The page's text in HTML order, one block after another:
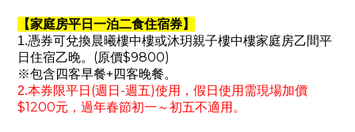
【家庭房平日一泊二食住宿券】
1.憑券可兌換晨曦樓中樓或沐玥親子樓中樓家庭房乙間平
日住宿乙晚。 (原價$9800)
※包含四客早餐+ 四客晚餐。
2.本券限平日 (週日 -週五)使用，假日使用需現場加價
$1200元，過年春節初一～初五不適用。